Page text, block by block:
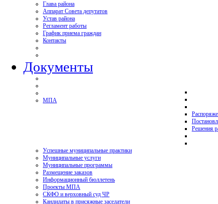
Глава района
Аппарат Совета депутатов
Устав района
Регламент работы
График приема граждан
Контакты
Документы
МПА
Решения
Успешные муниципальные практики
Муниципальные услуги
Муниципальные программы
Размещение заказов
Информационный бюллетень
Проекты МПА
СКФО и верховный суд ЧР
Кандидаты в присяжные заседатели